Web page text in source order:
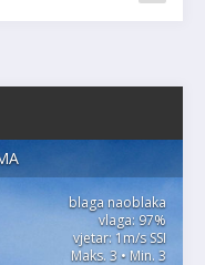
blaga naoblaka
vlaga: 97%
vjetar: 1m/s SSI
Maks. 3 • Min. 3